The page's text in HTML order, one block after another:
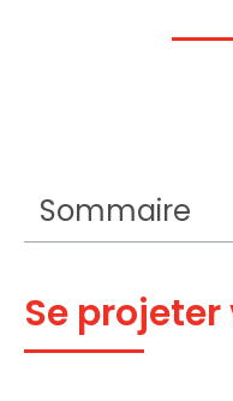
Sommaire
Se projeter